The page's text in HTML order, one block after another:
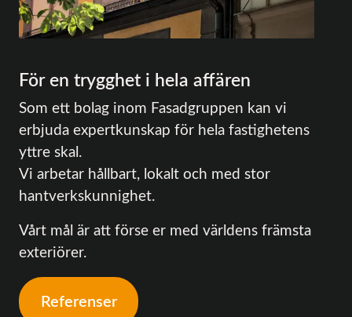
För en trygghet i hela affären
Som ett bolag inom Fasadgruppen kan vi
erbjuda expertkunskap för hela fastighetens
yttre skal.
Vi arbetar hållbart, lokalt och med stor
hantverkskunnighet.
Vårt mål är att förse er med världens främsta
exteriörer.
Referenser